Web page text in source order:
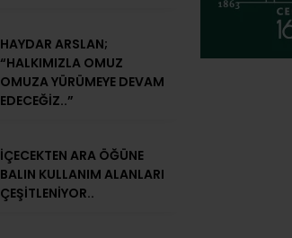
HAYDAR ARSLAN;
“HALKIMIZLA OMUZ
OMUZA YÜRÜMEYE DEVAM
EDECEĞİZ..”
İÇECEKTEN ARA ÖĞÜNE
BALIN KULLANIM ALANLARI
ÇEŞİTLENİYOR..